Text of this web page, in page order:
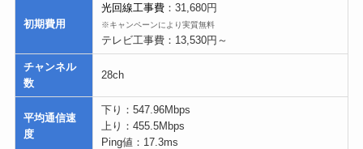
初期費用
光回線工事費：31,680円
※キャンペーンにより実質無料
テレビ工事費：13,530円～
チャンネル
数
28ch
平均通信速
度
下り：547.96Mbps
上り：455.5Mbps
Ping値：17.3ms